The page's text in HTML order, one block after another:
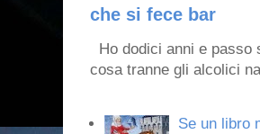
che si fece bar
Ho dodici anni e passo
cosa tranne gli alcolici
Se un libro